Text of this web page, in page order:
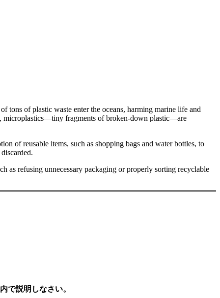
of plastic waste enter the oceans, harming marine life and
microplastics—tiny fragments of broken-down plastic—are
of reusable items, such as shopping bags and water bottles, to
as refusing unnecessary packaging or properly sorting recyclable
で説明しなさい。